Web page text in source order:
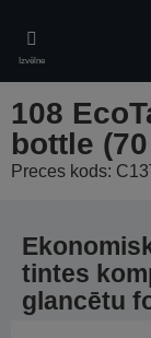
main
content
Izvēlne
108
bottle
Preces kods:
tintes
glancētu